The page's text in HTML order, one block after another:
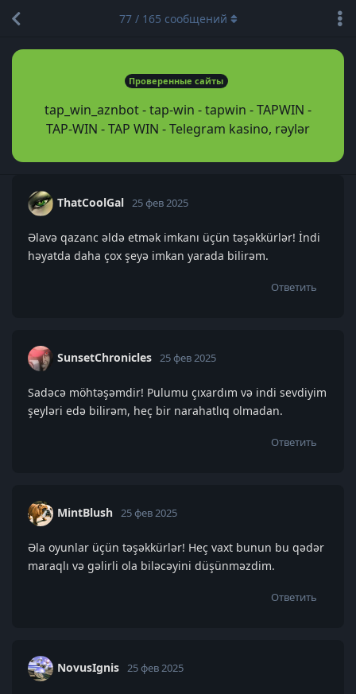
Проверенные сайты
tap_win_aznbot - tap-win - tapwin - TAPWIN -
TAP-WIN - TAP WIN - Telegram kasino, rəylər
77/ 165 сообщений
ThatCoolGal 25 фев 2025
Əlavə qazanc əldə etmək imkanı üçün təşəkkürlər! İndi
həyatda daha çox şeyə imkan yarada bilirəm.
Ответить
SunsetChronicles 25 фев 2025
Sadəcə möhtəşəmdir! Pulumu çıxardım və indi sevdiyim
şeyləri edə bilirəm, heç bir narahatlıq olmadan.
Ответить
MintBlush 25 фев 2025
Əla oyunlar üçün təşəkkürlər! Heç vaxt bunun bu qədər
maraqlı və gəlirli ola biləcəyini düşünməzdim.
Ответить
NovusIgnis 25 фев 2025